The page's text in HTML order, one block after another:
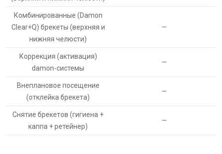
Комбинированные (Damon
Clear+Q) брекеты (верхняя и
нижняя челюсти)
—
Коррекция (активация)
damon-системы
—
Внеплановое посещение
(отклейка брекета)
—
Снятие брекетов (гигиена +
каппа + ретейнер)
—